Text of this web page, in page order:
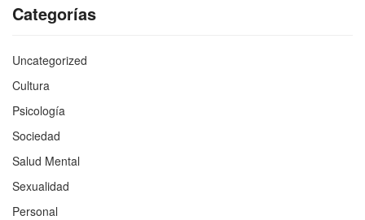
Categorías
Uncategorized
Cultura
Psicología
Sociedad
Salud Mental
Sexualidad
Personal